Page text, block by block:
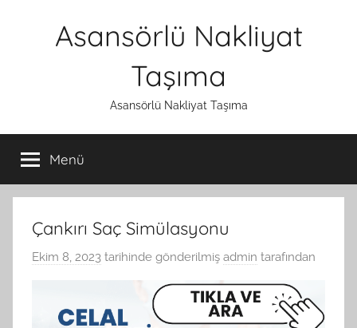
Asansörlü Nakliyat
Taşıma
Asansörlü Nakliyat Taşıma
Menü
Çankırı Saç Simülasyonu
Ekim 8, 2023 tarihinde gönderilmiş admin tarafından